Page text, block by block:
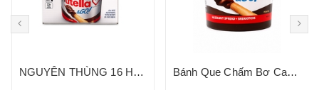
NGUYÊN THÙNG 16 HỘP Bánh Que Chấm Bơ Cacao Hạt Phỉ Snack Nutella & Go Breadstick 52g Bánh Que Chấm Bơ Cacao Hạt Phỉ Snack Nutella & Go Breadstick 52g